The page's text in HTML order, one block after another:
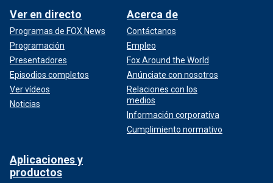
Ver en directo
Programas de FOX News
Programación
Presentadores
Episodios completos
Ver vídeos
Noticias
Acerca de
Contáctanos
Empleo
Fox Around the World
Anúnciate con nosotros
Relaciones con los
medios
Información corporativa
Cumplimiento normativo
Aplicaciones y
productos